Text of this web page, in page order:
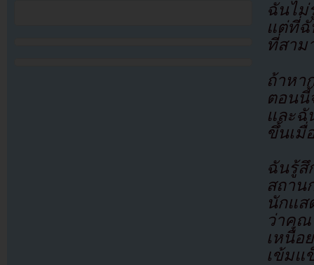
ฉันไม่
แต่ที่ฉั
ที่สาม
ถ้าหา
ตอนนี้
และฉั
ขึ้นเมื่
ฉันรู้สึ
สถา
นักแส
ว่าคุณ
เหนื่อ
เข้มแ